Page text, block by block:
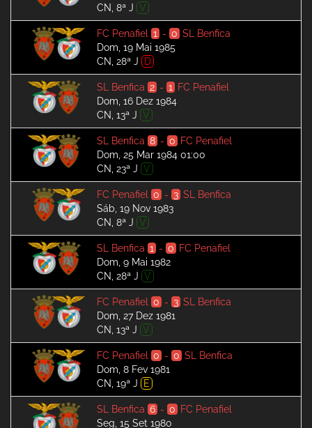
CN, 8ª J V
FC Penafiel 1 - 0 SL Benfica
Dom, 19 Mai 1985
CN, 28ª J
D
SL Benfica 2 - 1
FC Penafiel
Dom, 16 Dez 1984
CN, 13ª J V
SL Benfica 8 - 0
FC Penafiel
Dom, 25 Mar 1984 01:00
CN, 23ª J V
FC Penafiel 0 - 3 SL Benfica
Sáb, 19 Nov 1983
CN, 8ª J V
SL Benfica 1 - 0
FC Penafiel
Dom, 9 Mai 1982
CN, 28ª J V
FC Penafiel 0 - 3 SL Benfica
Dom, 27 Dez 1981
CN, 13ª J V
FC Penafiel 0 - 0 SL Benfica
Dom, 8 Fev 1981
CN, 19ª J
E
SL Benfica 6 - 0
FC Penafiel
Seg, 15 Set 1980